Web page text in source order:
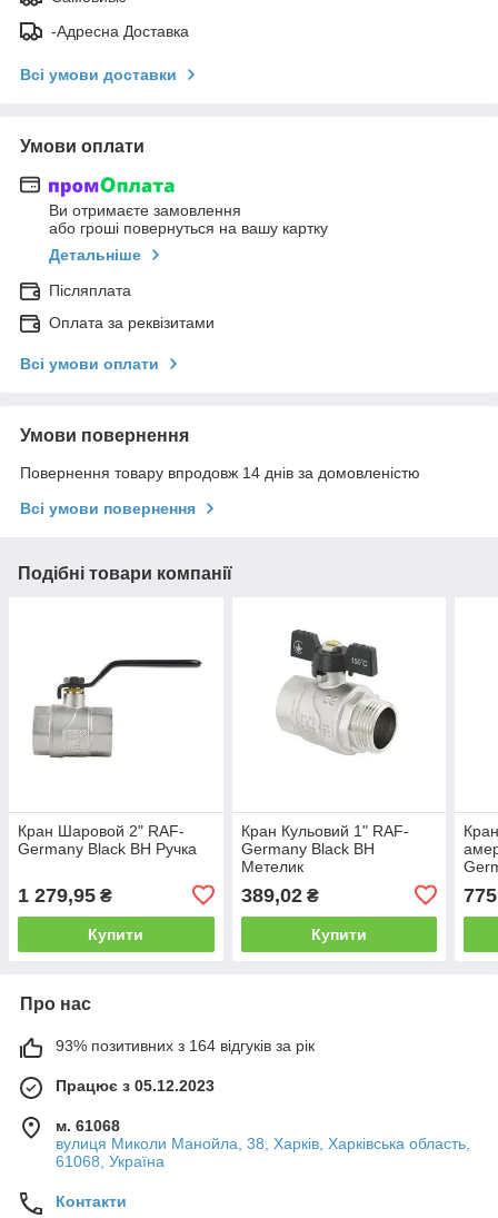
-Адресна Доставка
Всі умови доставки
Умови оплати
Ви отримаєте замовлення
або гроші повернуться на вашу картку
Детальніше
Післяплата
Оплата за реквізитами
Всі умови оплати
Умови повернення
Повернення товару впродовж 14 днів за домовленістю
Всі умови повернення
Подібні товари компанії
Кран Шаровой 2" RAF-
Germany Black ВН Ручка
1 279,95 ₴
Купити
Кран Кульовий 1" RAF-
Germany Black ВН
Метелик
389,02₴
Купити
Про нас
93% позитивних з 164 відгуків за рік
Працює з 05.12.2023
м. 61068
вулиця Миколи Манойла, 38, Харків, Харківська область,
61068, Україна
Контакти